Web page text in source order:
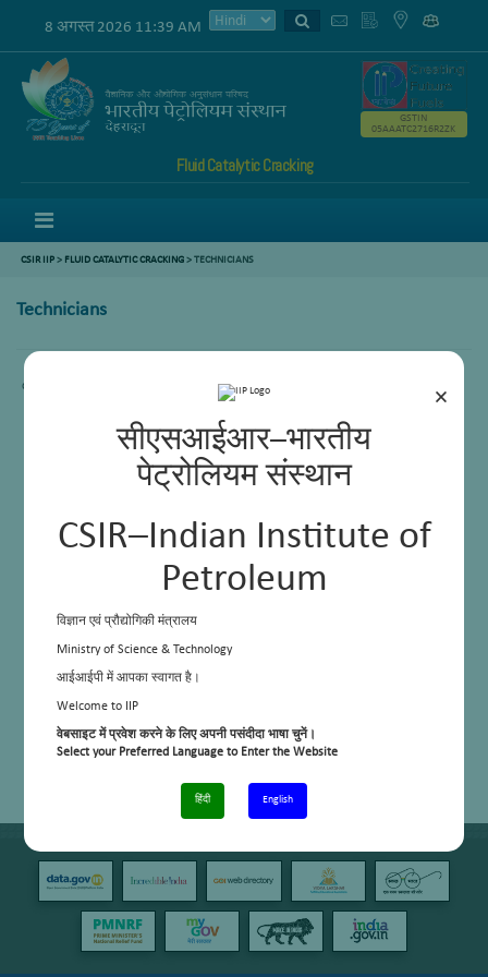
×
सीएसआईआर–भारतीय
पेट्रोलियम संस्थान
CSIR–Indian Institute of
Petroleum
विज्ञान एवं प्रौद्योगिकी मंत्रालय
Ministry of Science & Technology
आईआईपी में आपका स्वागत है।
Welcome to IIP
वेबसाइट में प्रवेश करने के लिए अपनी पसंदीदा भाषा चुनें।
Select your Preferred Language to Enter the Website
हिंदी English
8 अगस्त 2026 11:39 AM
Fluid Catalytic Cracking
GSTIN
05AAATC2716R2ZK
CSIR IIP> FLUID CATALYTIC CRACKING> TECHNICIANS
Technicians
content not available